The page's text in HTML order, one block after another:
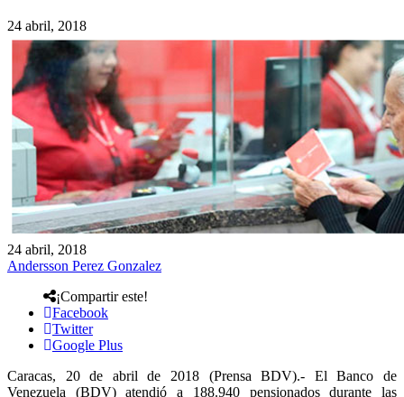
24 abril, 2018
24 abril, 2018
Andersson Perez Gonzalez
¡Compartir este!
Facebook
Twitter
Google Plus
Caracas, 20 de abril de 2018 (Prensa BDV).- El Banco de
Venezuela (BDV) atendió a 188.940 pensionados durante las